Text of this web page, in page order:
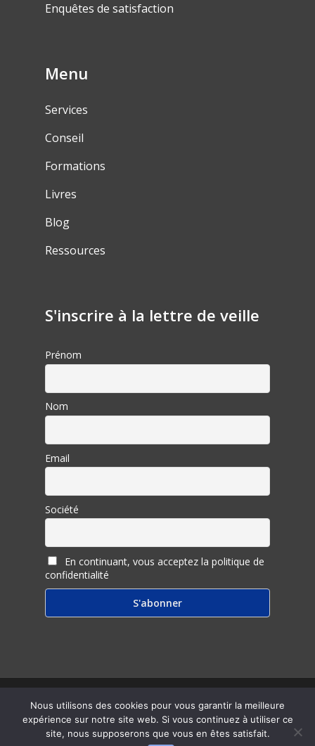
Enquêtes de satisfaction
Menu
Services
Conseil
Formations
Livres
Blog
Ressources
S'inscrire à la lettre de veille
Prénom
Nom
Email
Société
En continuant, vous acceptez la politique de
confidentialité
© 2026 Inter Ligere.
twitterfacebook
linkedinyoutubeRSS email
Nous utilisons des cookies pour vous garantir la meilleure
expérience sur notre site web. Si vous continuez à utiliser ce
site, nous supposerons que vous en êtes satisfait.